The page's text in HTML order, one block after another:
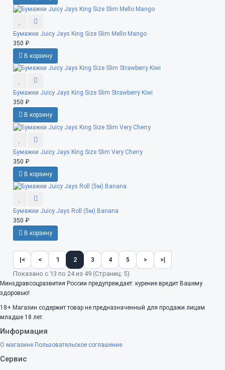
Бумажки Juicy Jays King Size Slim Mello Mango
350 ₽
В корзину
Бумажки Juicy Jays King Size Slim Strawberry Kiwi
350 ₽
В корзину
Бумажки Juicy Jays King Size Slim Very Cherry
350 ₽
В корзину
Бумажки Juicy Jays Roll (5м) Banana
350 ₽
В корзину
|< < 1 2 3 4 5 > >|
Показано с 13 по 24 из 49 (Страниц: 5)
Минздравсоцразвития России предупреждает: курение вредит Вашему
здоровью!
18+ Магазин содержит товар не предназначенный для продажи лицам
младше 18 лет.
Информация
О магазине Пользовательское соглашение
Сервис